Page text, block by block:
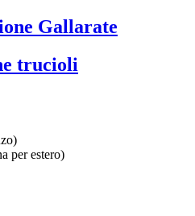
Gallarate
trucioli
per estero)